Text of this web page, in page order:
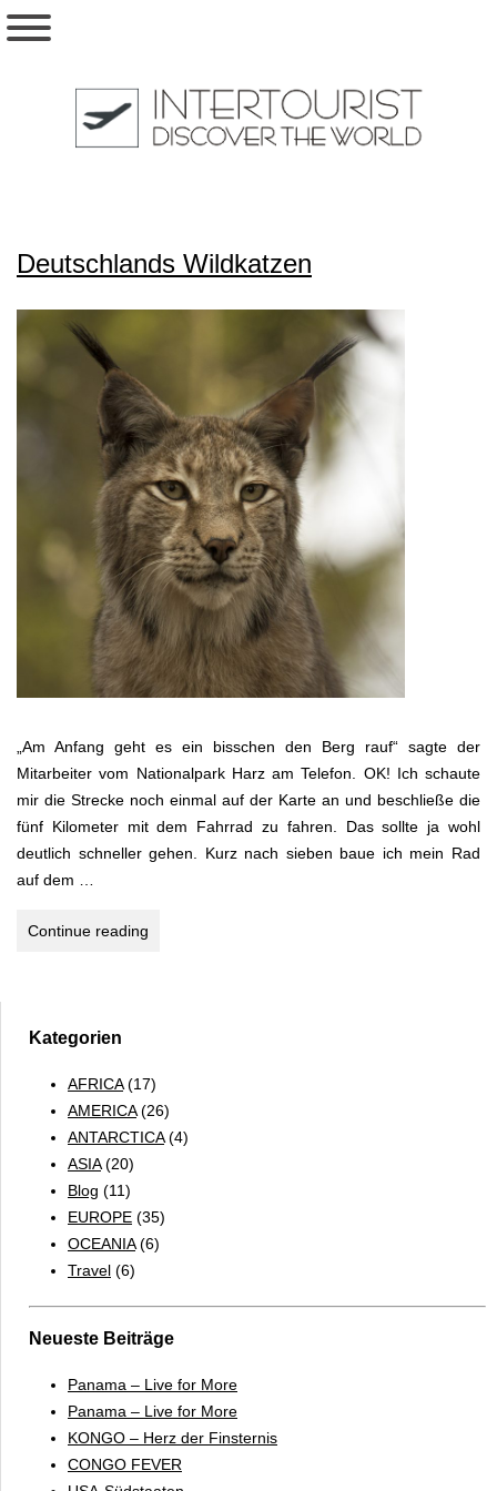
Deutschlands Wildkatzen
„Am Anfang geht es ein bisschen den Berg rauf“ sagte der
Mitarbeiter vom Nationalpark Harz am Telefon. OK! Ich schaute
mir die Strecke noch einmal auf der Karte an und beschließe die
fünf Kilometer mit dem Fahrrad zu fahren. Das sollte ja wohl
deutlich schneller gehen. Kurz nach sieben baue ich mein Rad
auf dem …
Continue reading
Kategorien
AFRICA(17)
AMERICA(26)
ANTARCTICA(4)
ASIA(20)
Blog (11)
EUROPE (35)
OCEANIA(6)
Travel (6)
Neueste Beiträge
Panama – Live for More
Panama – Live for More
KONGO – Herz der Finsternis
CONGO FEVER